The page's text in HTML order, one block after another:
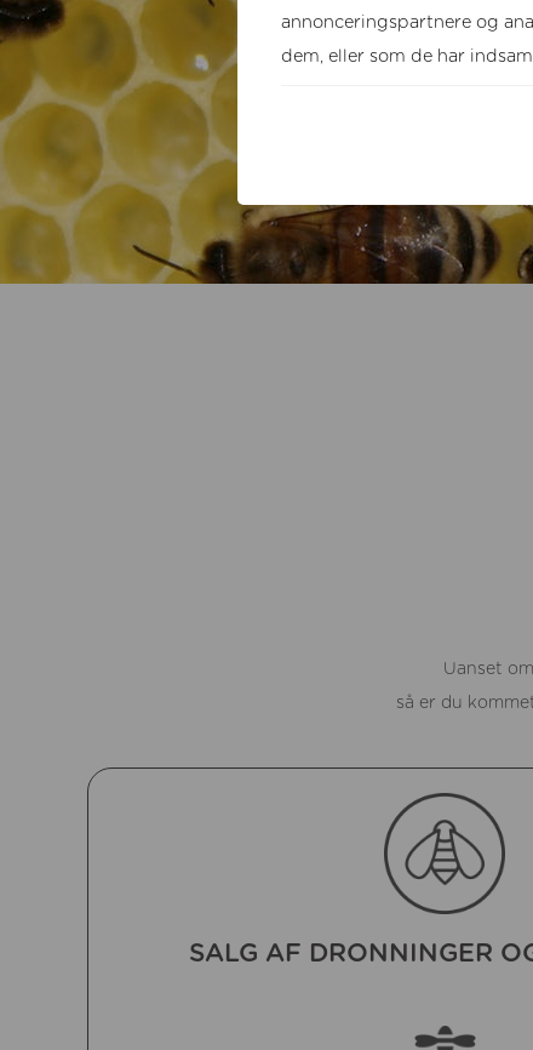
Uanset
så er du
SALG AF DRONNINGER
annonceringspartnere og
dem, eller som de har